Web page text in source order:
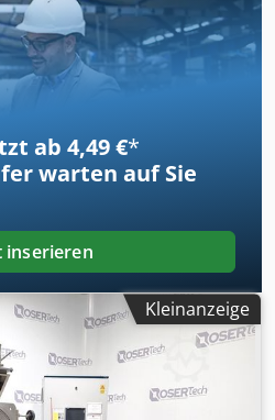
ab 4,49 €*
warten auf Sie
inserieren
Kleinanzeige